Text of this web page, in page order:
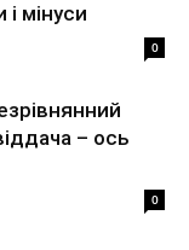
мінуси
0
– ось
0